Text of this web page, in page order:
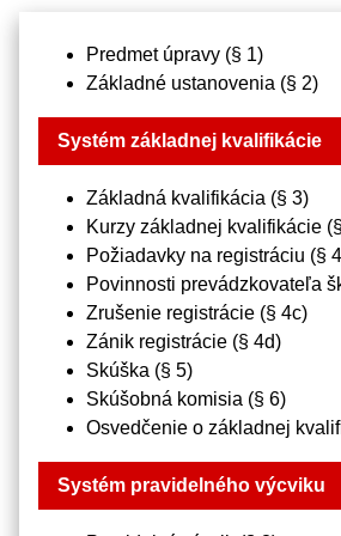
Predmet úpravy (§ 1)
Základné ustanovenia (§ 2)
Systém základnej kvalifikácie
Základná kvalifikácia (§ 3)
Kurzy základnej kvalifikácie
Požiadavky na registráciu (§
Povinnosti prevádzkovateľa
Zrušenie registrácie (§ 4c)
Zánik registrácie (§ 4d)
Skúška (§ 5)
Skúšobná komisia (§ 6)
Osvedčenie o základnej
Systém pravidelného výcviku